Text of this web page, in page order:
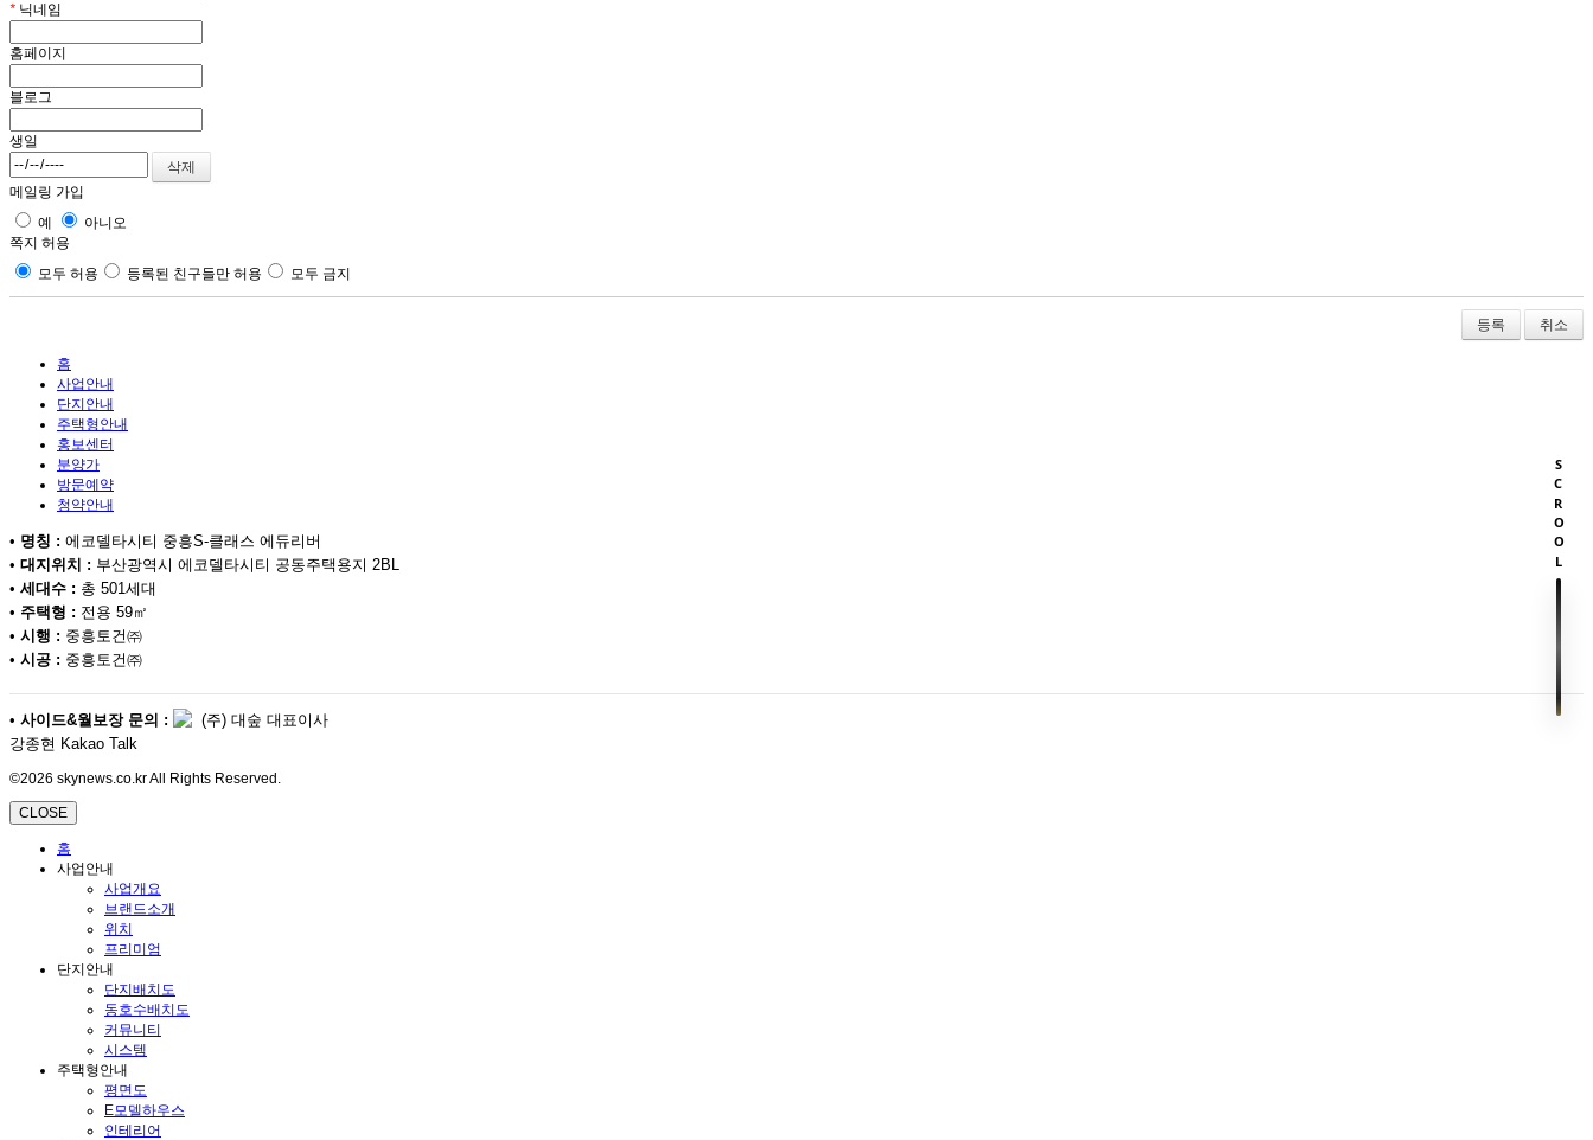
* 닉네임
홈페이지
블로그
생일
메일링 가입
예
아니오
쪽지 허용
모두 허용
등록된 친구들만 허용 모두 금지
취소
홈
사업안내
단지안내
주택형안내
홍보센터
분양가
방문예약
청약안내
• 명칭 : 에코델타시티 중흥S-클래스 에듀리버
• 대지위치 : 부산광역시 에코델타시티 공동주택용지 2BL
• 세대수 : 총 501세대
• 주택형 : 전용 59㎡
• 시행 : 중흥토건㈜
• 시공 : 중흥토건㈜
• 사이드&월보장 문의 :
(주) 대숲 대표이사
강종현 Kakao Talk
©2026 skynews.co.kr All Rights Reserved.
CLOSE
홈
사업안내
사업개요
브랜드소개
위치
프리미엄
단지안내
단지배치도
동호수배치도
커뮤니티
시스템
주택형안내
평면도
E모델하우스
인테리어
SCROOL